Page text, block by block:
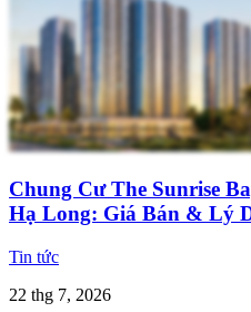
Chung Cư The Sunrise
Hạ Long: Giá Bán & Lý
Tin tức
22 thg 7, 2026